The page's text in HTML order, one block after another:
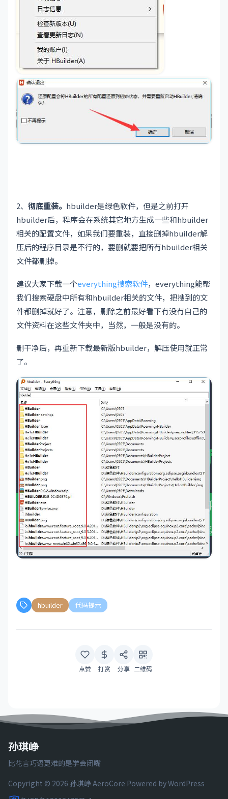
2、 彻底重装。 hbuilder是绿色软件，但是之前打开
hbuilder后，程序会在系统其它地方生成一些和hbuilder
相关的配置文件，如果我们要重装，直接删掉hbuilder解
压后的程序目录是不行的，要删就要把所有hbuilder相关
文件都删掉。
建议大家下载一个everything搜索软件，everything能帮
我们搜索硬盘中所有和hbuilder相关的文件，把搜到的文
件都删掉就好了。注意，删除之前最好看下有没有自己的
文件资料在这些文件夹中，当然，一般是没有的。
删干净后，再重新下载最新版hbuilder，解压使用就正常
了。
hbuilder 代码提示
点赞 打赏 分享 二维码
孙琪峥
比花言巧语更难的是学会闭嘴
Copyright © 2026 孙琪峥AeroCore Powered by WordPress